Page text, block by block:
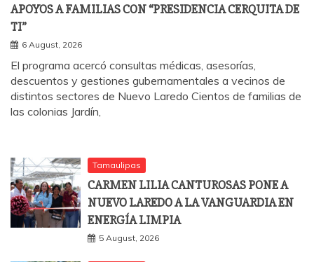
APOYOS A FAMILIAS CON “PRESIDENCIA CERQUITA DE
TI”
6 August, 2026
El programa acercó consultas médicas, asesorías,
descuentos y gestiones gubernamentales a vecinos de
distintos sectores de Nuevo Laredo Cientos de familias de
las colonias Jardín,
Tamaulipas
CARMEN LILIA CANTUROSAS PONE A
NUEVO LAREDO A LA VANGUARDIA EN
ENERGÍA LIMPIA
5 August, 2026